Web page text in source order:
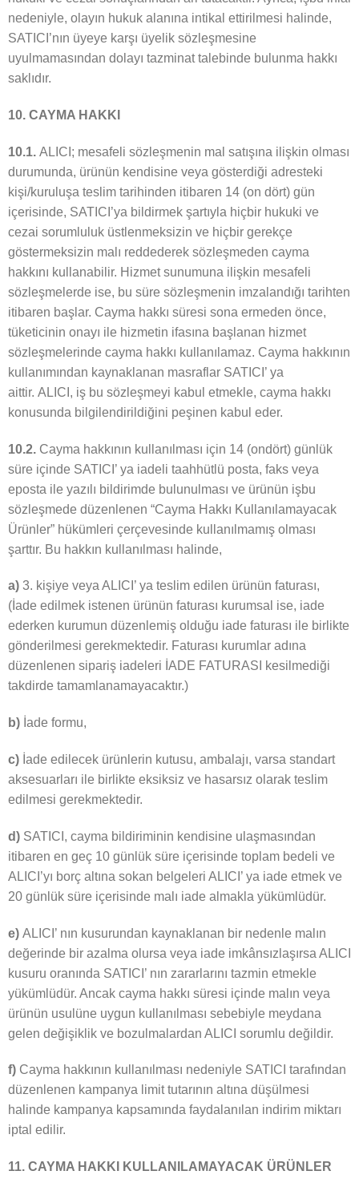
nedeniyle, olayın hukuk alanına intikal ettirilmesi halinde,
SATICI’nın üyeye karşı üyelik sözleşmesine
uyulmamasından dolayı tazminat talebinde bulunma hakkı
saklıdır.
10. CAYMA HAKKI
10.1.ALICI; mesafeli sözleşmenin mal satışına ilişkin olması
durumunda, ürünün kendisine veya gösterdiği adresteki
kişi/kuruluşa teslim tarihinden itibaren 14 (on dört) gün
içerisinde, SATICI’ya bildirmek şartıyla hiçbir hukuki ve
cezai sorumluluk üstlenmeksizin ve hiçbir gerekçe
göstermeksizin malı reddederek sözleşmeden cayma
hakkını kullanabilir. Hizmet sunumuna ilişkin mesafeli
sözleşmelerde ise, bu süre sözleşmenin imzalandığı tarihten
itibaren başlar. Cayma hakkı süresi sona ermeden önce,
tüketicinin onayı ile hizmetin ifasına başlanan hizmet
sözleşmelerinde cayma hakkı kullanılamaz. Cayma hakkının
kullanımından kaynaklanan masraflar SATICI’ ya
aittir. ALICI, iş bu sözleşmeyi kabul etmekle, cayma hakkı
konusunda bilgilendirildiğini peşinen kabul eder.
10.2.Cayma hakkının kullanılması için 14 (ondört) günlük
süre içinde SATICI’ ya iadeli taahhütlü posta, faks veya
eposta ile yazılı bildirimde bulunulması ve ürünün işbu
sözleşmede düzenlenen “Cayma Hakkı Kullanılamayacak
Ürünler” hükümleri çerçevesinde kullanılmamış olması
şarttır. Bu hakkın kullanılması halinde,
a)3. kişiye veya ALICI’ ya teslim edilen ürünün faturası,
(İade edilmek istenen ürünün faturası kurumsal ise, iade
ederken kurumun düzenlemiş olduğu iade faturası ile birlikte
gönderilmesi gerekmektedir. Faturası kurumlar adına
düzenlenen sipariş iadeleri İADE FATURASI kesilmediği
takdirde tamamlanamayacaktır.)
b)İade formu,
c)İade edilecek ürünlerin kutusu, ambalajı, varsa standart
aksesuarları ile birlikte eksiksiz ve hasarsız olarak teslim
edilmesi gerekmektedir.
d)SATICI, cayma bildiriminin kendisine ulaşmasından
itibaren en geç 10 günlük süre içerisinde toplam bedeli ve
ALICI’yı borç altına sokan belgeleri ALICI’ ya iade etmek ve
20 günlük süre içerisinde malı iade almakla yükümlüdür.
e)ALICI’ nın kusurundan kaynaklanan bir nedenle malın
değerinde bir azalma olursa veya iade imkânsızlaşırsa ALICI
kusuru oranında SATICI’ nın zararlarını tazmin etmekle
yükümlüdür. Ancak cayma hakkı süresi içinde malın veya
ürünün usulüne uygun kullanılması sebebiyle meydana
gelen değişiklik ve bozulmalardan ALICI sorumlu değildir.
f)Cayma hakkının kullanılması nedeniyle SATICI tarafından
düzenlenen kampanya limit tutarının altına düşülmesi
halinde kampanya kapsamında faydalanılan indirim miktarı
iptal edilir.
11. CAYMA HAKKI KULLANILAMAYACAK ÜRÜNLER